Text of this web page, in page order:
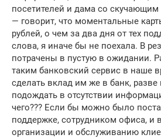
посетителей и дама со
— говорит, что моментальные
рублей, о чем за два дня от тех
слова, я иначе бы не поехала. В
потрачены в пустую в ожидании.
таким банковский сервис в наше
сделать вклад им же в банк, разве
подождать в отсутствии
чего??? Если бы можно было
поддержке, сотрудником офиса, и
организации и обслуживанию